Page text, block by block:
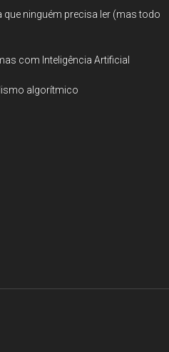
que ninguém precisa ler (mas todo
com Inteligência Artificial
algorítmico